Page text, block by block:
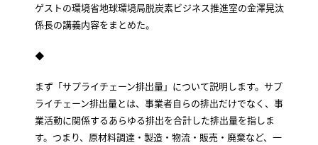
ゲストの環境省地球環境局脱炭素ビジネス推進室の金澤晃汰
係長の講義内容をまとめた。
◆
まず「サプライチェーン排出量」について説明します。サプ
ライチェーン排出量とは、事業者自らの排出だけでなく、事
業活動に関係するあらゆる排出を合計した排出量を指しま
す。つまり、原材料調達・製造・物流・販売・廃棄など、一